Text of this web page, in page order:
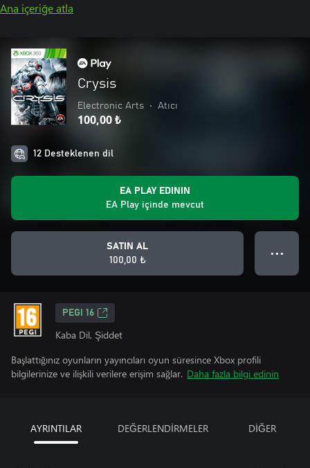
Ana içeriğe atla
Crysis
Electronic Arts • Atıcı
100,00 ₺
12 Desteklenen dil
EA PLAY EDININ
EA Play içinde mevcut
SATIN AL
100,00 ₺
● ● ●
PEGI 16
Kaba Dil, Şiddet
Başlattığınız oyunların yayıncıları oyun süresince Xbox profili
bilgilerinize ve ilişkili verilere erişim sağlar. Daha fazla bilgi edinin
AYRINTILAR DEĞERLENDİRMELER DİĞER